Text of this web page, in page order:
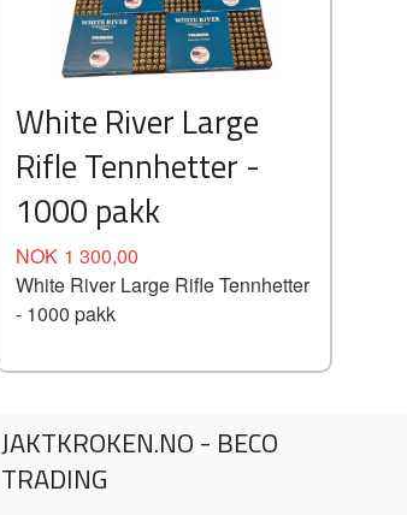
White River Large
Rifle Tennhetter -
1000 pakk
Tilbud
NOK 1 300,00Rabatt
White River Large Rifle Tennhetter
- 1000 pakk
JAKTKROKEN.NO - BECO
TRADING